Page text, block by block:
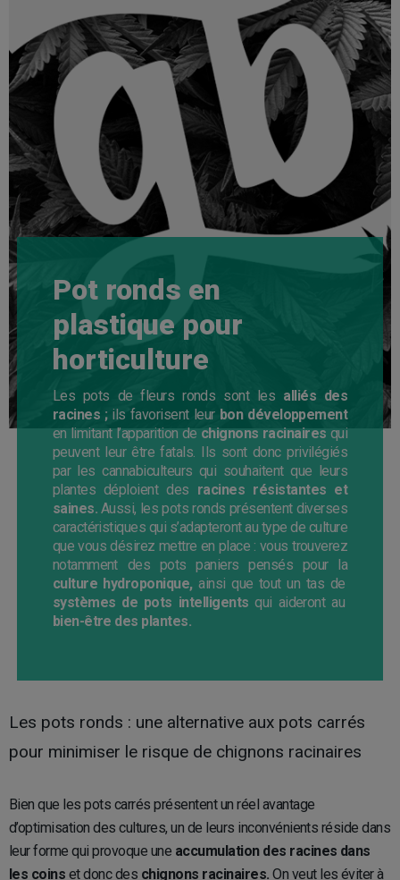
Pot ronds en
plastique pour
horticulture
Les pots de fleurs ronds sont les alliés des
racines ;ils favorisent leur bon développement
en limitant l’apparition de chignons racinaires qui
peuvent leur être fatals. Ils sont donc privilégiés
par les cannabiculteurs qui souhaitent que leurs
plantes déploient des racines résistantes et
saines. Aussi, les pots ronds présentent diverses
caractéristiques qui s’adapteront au type de culture
que vous désirez mettre en place : vous trouverez
notamment des pots paniers pensés pour la
culture hydroponique,ainsi que tout un tas de
systèmes de pots intelligents qui aideront au
bien-être des plantes.
Les pots ronds : une alternative aux pots carrés
pour minimiser le risque de chignons racinaires
Bien que les pots carrés présentent un réel avantage
d’optimisation des cultures, un de leurs inconvénients réside dans
leur forme qui provoque une accumulation des racines dans
les coins et donc des chignons racinaires. On veut les éviter à